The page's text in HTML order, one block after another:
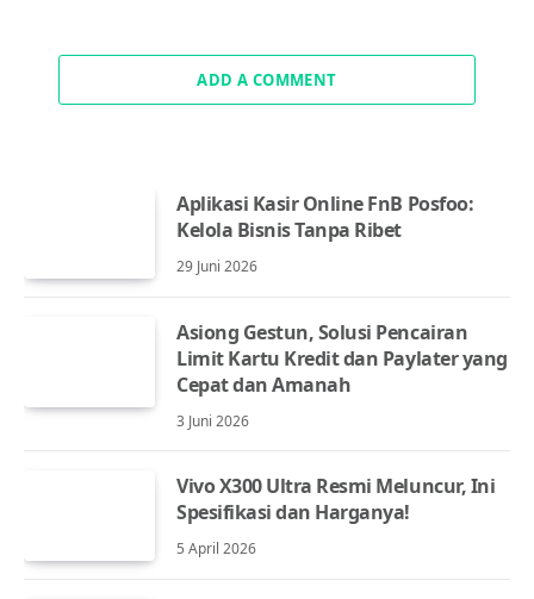
ADD A COMMENT
Aplikasi Kasir Online FnB Posfoo:
Kelola Bisnis Tanpa Ribet
29 Juni 2026
Asiong Gestun, Solusi Pencairan
Limit Kartu Kredit dan Paylater yang
Cepat dan Amanah
3 Juni 2026
Vivo X300 Ultra Resmi Meluncur, Ini
Spesifikasi dan Harganya!
5 April 2026